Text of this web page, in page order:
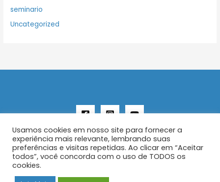
seminario
Uncategorized
Copyright © 2026 AENFER
Construído por IurySan
Usamos cookies em nosso site para fornecer a
experiência mais relevante, lembrando suas
preferências e visitas repetidas. Ao clicar em “Aceitar
todos”, você concorda com o uso de TODOS os
cookies.